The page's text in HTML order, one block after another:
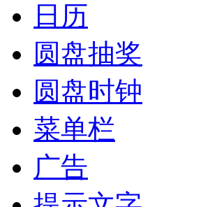
日历
圆盘抽奖
圆盘时钟
菜单栏
广告